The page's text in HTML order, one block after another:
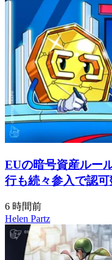
EUの暗号資産ルー
行も続々参入で認可
6 時間前
Helen Partz